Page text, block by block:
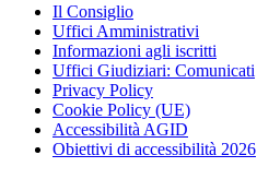
Il Consiglio
Uffici Amministrativi
Informazioni agli iscritti
Uffici Giudiziari: Comunicati
Privacy Policy
Cookie Policy (UE)
Accessibilità AGID
Obiettivi di accessibilità 2026